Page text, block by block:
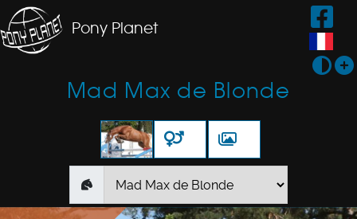
Pony Planet
Mad Max de Blonde